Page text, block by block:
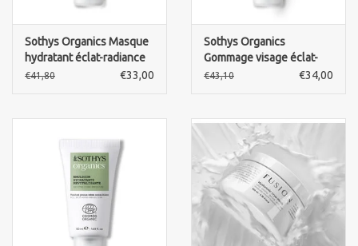
Sothys Organics Masque
hydratant éclat-radiance
mask
€41,80 €33,00
Sothys Organics
Gommage visage éclat-
skin radiance exfoliant
€43,10 €34,00